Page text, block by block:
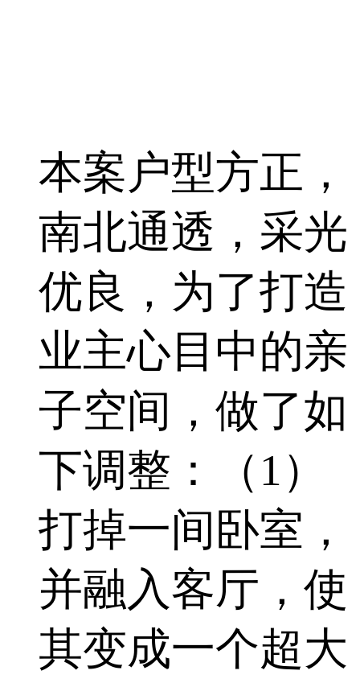
本案户型方正，
南北通透，采光
优良，为了打造
业主心目中的亲
子空间，做了如
下调整：（1）
打掉一间卧室，
并融入客厅，使
其变成一个超大